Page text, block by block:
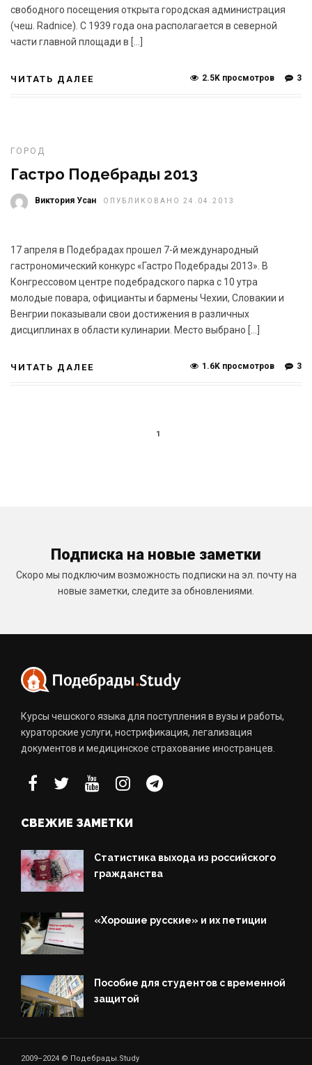
свободного посещения открыта городская администрация
(чеш. Radnice). С 1939 года она располагается в северной
части главной площади в […]
ЧИТАТЬ ДАЛЕЕ 3
2.5K просмотров
ГОРОД
Гастро Подебрады 2013
Виктория Усан ОПУБЛИКОВАНО 24.04.2013
17 апреля в Подебрадах прошел 7-й международный
гастрономический конкурс «Гастро Подебрады 2013». В
Конгрессовом центре подебрадского парка с 10 утра
молодые повара, официанты и бармены Чехии, Словакии и
Венгрии показывали свои достижения в различных
дисциплинах в области кулинарии. Место выбрано […]
ЧИТАТЬ ДАЛЕЕ 3
1.6K просмотров
1
Подписка на новые заметки
Скоро мы подключим возможность подписки на эл. почту на
новые заметки, следите за обновлениями.
Курсы чешского языка для поступления в вузы и работы,
кураторские услуги, нострификация, легализация
документов и медицинское страхование иностранцев.
СВЕЖИЕ ЗАМЕТКИ
Статистика выхода из российского
гражданства
«Хорошие русские» и их петиции
Пособие для студентов с временной
защитой
2009–2024 © Подебрады.Study